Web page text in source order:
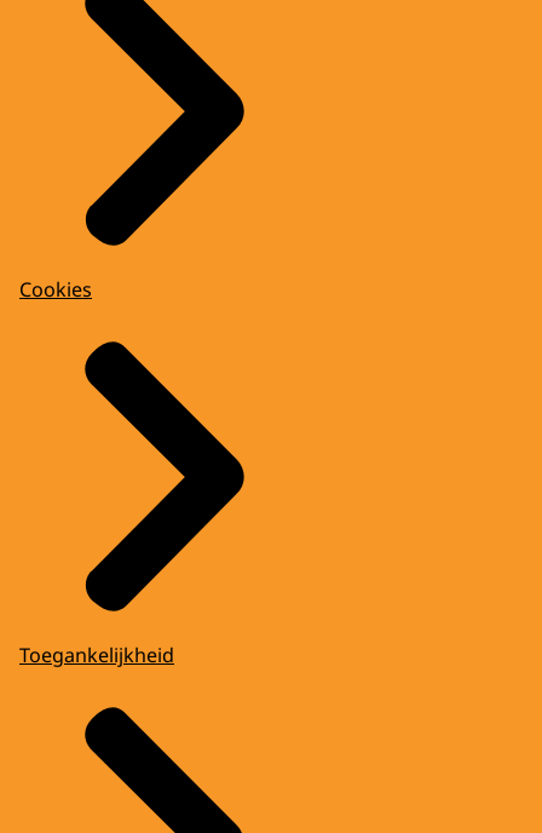
Cookies
Toegankelijkheid